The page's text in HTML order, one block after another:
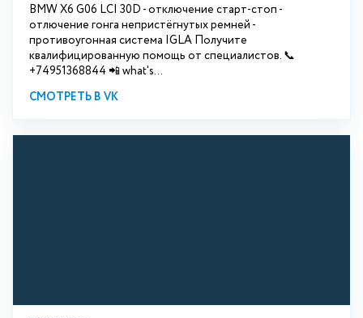
BMW X6 G06 LCI 30D - отключение старт-стоп -
отлючение гонга непристёгнутых ремней -
противоугонная система IGLA Получите
квалифицированную помощь от специалистов. 📞
+74951368844 📲 what's...
СМОТРЕТЬ В VK